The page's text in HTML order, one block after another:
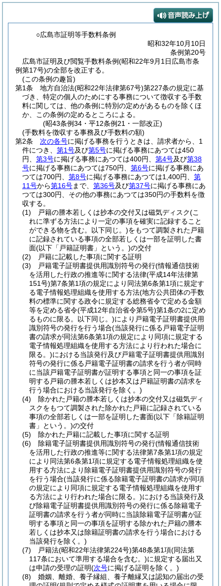
○広島市証明等手数料条例
昭和32年10月10日
条例第20号
広島市証明及び閲覧手数料条例(昭和22年9月1日広島市条
例第17号)の全部を改正する。
(この条例の趣旨)
第1条
地方自治法(昭和22年法律第67号)第227条の規定に基
づき、特定の個人のためにする事務について徴収する手数
料に関しては、他の条例に特別の定めがあるものを除くほ
か、この条例の定めるところによる。
(昭43条例34・平12条例21・一部改正)
(手数料を徴収する事務及び手数料の額)
第2条
次の各号に掲げる事務を行うときは、請求者から、1
件につき、 第1号及び第5号に掲げる事務にあつては450
円、 第3号に掲げる事務にあつては400円、 第4号及び第38
号に掲げる事務にあつては750円、 第6号に掲げる事務にあ
つては700円、 第8号に掲げる事務にあつては1,400円、 第
11号から第16号まで、 第36号及び第37号に掲げる事務にあ
つては300円、その他の事務にあつては350円の手数料を徴
収する。
(1)
戸籍の謄本若しくは抄本の交付又は磁気ディスク(こ
れに準ずる方法により一定の事項を確実に記録すること
ができる物を含む。以下同じ。)をもつて調製された戸籍
に記録されている事項の全部若しくは一部を証明した書
面(以下「戸籍証明書」という。)の交付
(2)
戸籍に記載した事項に関する証明
(3)
戸籍電子証明書提供用識別符号の発行(情報通信技術
を活用した行政の推進等に関する法律(平成14年法律第
151号)第7条第1項の規定により同法第6条第1項に規定す
る電子情報処理組織を使用する方法(地方公共団体の手数
料の標準に関する政令に規定する総務省令で定める金額
等を定める省令(平成12年自治省令第5号)第1条の2に定め
るものに限る。以下同じ。)により戸籍電子証明書提供用
識別符号の発行を行う場合(当該発行に係る戸籍電子証明
書の請求が同法第6条第1項の規定により同項に規定する
電子情報処理組織を使用する方法により行われた場合に
限る。)における当該発行及び戸籍電子証明書提供用識別
符号の発行に係る戸籍電子証明書の請求を行う者が同時
に当該戸籍電子証明書が証明する事項と同一の事項を証
明する戸籍の謄本若しくは抄本又は戸籍証明書の請求を
行う場合における当該発行を除く。)
(4)
除かれた戸籍の謄本若しくは抄本の交付又は磁気ディ
スクをもつて調製された除かれた戸籍に記録されている
事項の全部若しくは一部を証明した書面(以下「除籍証明
書」という。)の交付
(5)
除かれた戸籍に記載した事項に関する証明
(6)
除籍電子証明書提供用識別符号の発行(情報通信技術
を活用した行政の推進等に関する法律第7条第1項の規定
により同法第6条第1項に規定する電子情報処理組織を使
用する方法により除籍電子証明書提供用識別符号の発行
を行う場合(当該発行に係る除籍電子証明書の請求が同項
の規定により同項に規定する電子情報処理組織を使用す
る方法により行われた場合に限る。)における当該発行及
び除籍電子証明書提供用識別符号の発行に係る除籍電子
証明書の請求を行う者が同時に当該除籍電子証明書が証
明する事項と同一の事項を証明する除かれた戸籍の謄本
若しくは抄本又は除籍証明書の請求を行う場合における
当該発行を除く。)
(7)
戸籍法(昭和22年法律第224号)第48条第1項(同法第
117条において準用する場合を含む。)に規定する届出又
は申請の受理の証明(次号に掲げる証明を除く。)
(8)
婚姻、離婚、養子縁組、養子離縁又は認知の届出の受